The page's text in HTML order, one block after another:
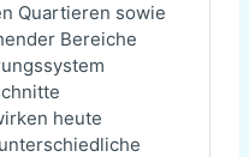
Quartieren sowie
Bereiche
heute